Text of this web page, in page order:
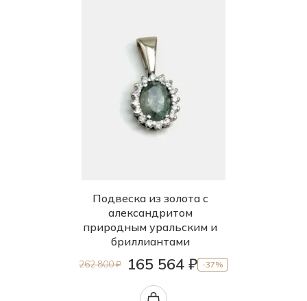
Подвеска из золота с
александритом
природным уральским и
бриллиантами
262 800 ₽ 165 564 ₽ -37%